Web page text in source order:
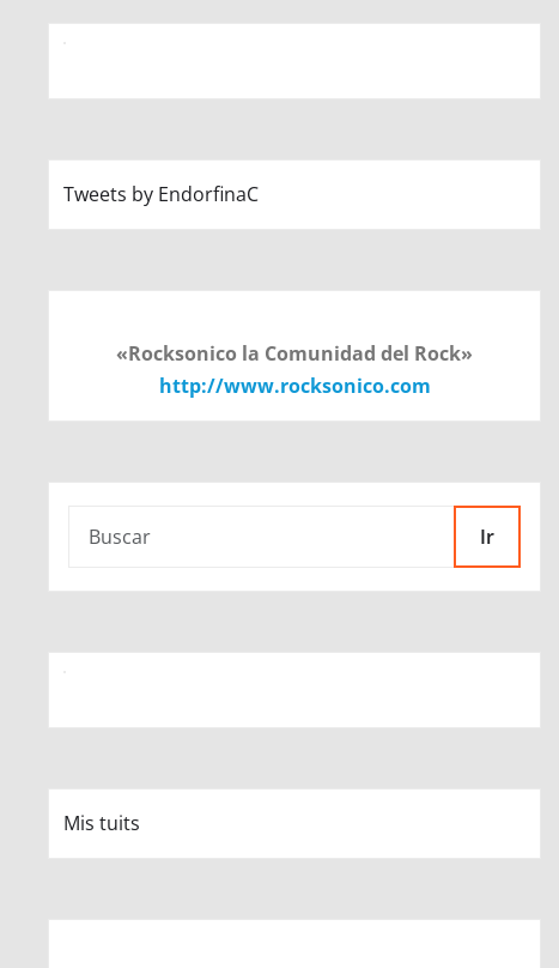
Tweets by EndorfinaC
«Rocksonico la Comunidad del Rock»
http://www.rocksonico.com
Ir
Mis tuits